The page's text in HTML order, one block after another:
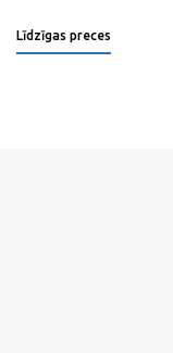
Līdzīgas preces